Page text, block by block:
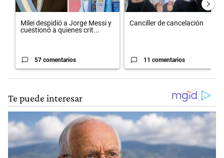
Milei despidió a Jorge Messi y
cuestionó a quienes crit...
57 comentarios
Canciller de cancelación
11 comentarios